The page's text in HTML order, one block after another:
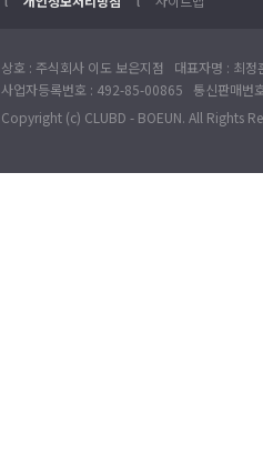
상호 : 주식회사 이도 보은지점 대표자명 : 최
사업자등록번호 : 492-85-00865 통신판매
Copyright (c) CLUBD - BOEUN. All Rights